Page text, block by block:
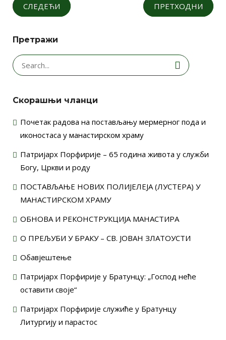
СЛЕДЕЋИ ПРЕТХОДНИ
Претражи
Search
for:
Скорашњи чланци
Почетак радова на постављању мермерног пода и
иконостаса у манастирском храму
Патријарх Порфирије – 65 година живота у служби
Богу, Цркви и роду
ПОСТАВЉАЊЕ НОВИХ ПОЛИЈЕЛЕЈА (ЛУСТЕРА) У
МАНАСТИРСКОМ ХРАМУ
ОБНОВА И РЕКОНСТРУКЦИЈА МАНАСТИРА
О ПРЕЉУБИ У БРАКУ – СВ. ЈОВАН ЗЛАТОУСТИ
Обавјештење
Патријарх Порфирије у Братунцу: „Господ неће
оставити своје“
Патријарх Порфирије служиће у Братунцу
Литургију и парастос